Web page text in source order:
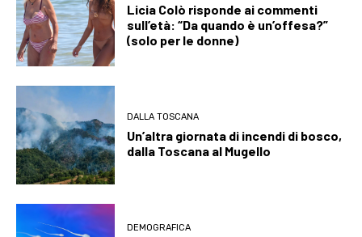
Licia Colò risponde ai commenti
sull’età: “Da quando è un’offesa?”
(solo per le donne)
DALLA TOSCANA
Un’altra giornata di incendi di bosco,
dalla Toscana al Mugello
DEMOGRAFICA